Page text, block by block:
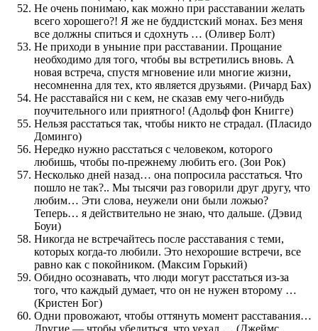
Не очень понимаю, как можно при расставании желать
всего хорошего?! Я же не буддистский монах. Без меня
все должны спиться и сдохнуть … (Оливер Болт)
Не приходи в уныние при расставании. Прощание
необходимо для того, чтобы вы встретились вновь. А
новая встреча, спустя мгновение или многие жизни,
несомненна для тех, кто является друзьями. (Ричард Бах)
Не расставайся ни с кем, не сказав ему чего-нибудь
поучительного или приятного! (Адольф фон Книгге)
Нельзя расстаться так, чтобы никто не страдал. (Пласидо
Доминго)
Нередко нужно расстаться с человеком, которого
любишь, чтобы по-прежнему любить его. (Зои Рок)
Несколько дней назад… она попросила расстаться. Что
пошло не так?.. Мы тысячи раз говорили друг другу, что
любим… Эти слова, неужели они были ложью?
Теперь… я действительно не знаю, что дальше. (Дэвид
Боуи)
Никогда не встречайтесь после расставания с теми,
которых когда-то любили. Это нехорошие встречи, все
равно как с покойником. (Максим Горький)
Обидно осознавать, что люди могут расстаться из-за
того, что каждый думает, что он не нужен второму …
(Кристен Бог)
Одни провожают, чтобы оттянуть момент расставания…